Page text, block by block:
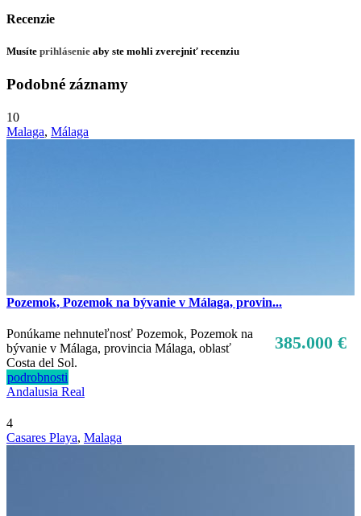
Recenzie
Musíte prihlásenie aby ste mohli zverejniť recenziu
Podobné záznamy
10
Malaga, Málaga
Pozemok, Pozemok na bývanie v Málaga, provin...
385.000 €
Ponúkame nehnuteľnosť Pozemok, Pozemok na
bývanie v Málaga, provincia Málaga, oblasť
Costa del Sol.
podrobnosti
Andalusia Real
4
Casares Playa, Malaga